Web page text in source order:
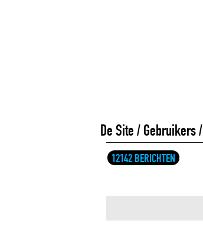
De Site/Gebruikers/
12142 BERICHTEN